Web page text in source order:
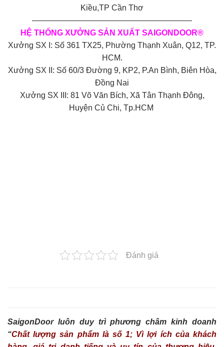
Kiều,TP Cần Thơ
————————————————————
HỆ THỐNG XƯỞNG SẢN XUẤT SAIGONDOOR®
Xưởng SX I: Số 361 TX25, Phường Thạnh Xuân, Q12, TP.
HCM.
Xưởng SX II: Số 60/3 Đường 9, KP2, P.An Bình, Biên Hòa,
Đồng Nai
Xưởng SX III: 81 Võ Văn Bích, Xã Tân Thạnh Đông,
Huyện Củ Chi, Tp.HCM
Đánh giá
SaigonDoor luôn duy trì phương châm kinh doanh
“Chất lượng sản phẩm là số 1; Vì lợi ích của khách